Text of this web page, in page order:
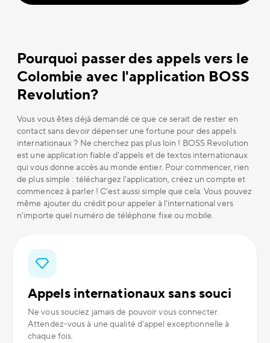
Pourquoi passer des appels vers le
Colombie avec l'application BOSS
Revolution?
Vous vous êtes déjà demandé ce que ce serait de rester en
contact sans devoir dépenser une fortune pour des appels
internationaux ? Ne cherchez pas plus loin ! BOSS Revolution
est une application fiable d'appels et de textos internationaux
qui vous donne accès au monde entier. Pour commencer, rien
de plus simple : téléchargez l'application, créez un compte et
commencez à parler ! C'est aussi simple que cela. Vous pouvez
même ajouter du crédit pour appeler à l'international vers
n'importe quel numéro de téléphone fixe ou mobile.
Appels internationaux sans souci
Ne vous souciez jamais de pouvoir vous connecter.
Attendez-vous à une qualité d'appel exceptionnelle à
chaque fois.